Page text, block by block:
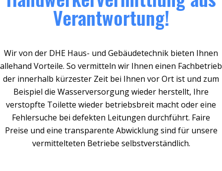
Verantwortung!
Wir von der DHE Haus- und Gebäudetechnik bieten Ihnen
allehand Vorteile. So vermitteln wir Ihnen einen Fachbetrieb
der innerhalb kürzester Zeit bei Ihnen vor Ort ist und zum
Beispiel die Wasserversorgung wieder herstellt, Ihre
verstopfte Toilette wieder betriebsbreit macht oder eine
Fehlersuche bei defekten Leitungen durchführt. Faire
Preise und eine transparente Abwicklung sind für unsere
vermittelteten Betriebe selbstverständlich.